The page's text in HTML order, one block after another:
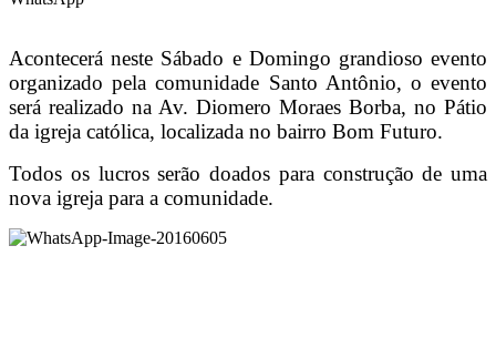
Acontecerá neste Sábado e Domingo grandioso evento
organizado pela comunidade Santo Antônio, o evento
será realizado na Av. Diomero Moraes Borba, no Pátio
da igreja católica, localizada no bairro Bom Futuro.
Todos os lucros serão doados para construção de uma
nova igreja para a comunidade.